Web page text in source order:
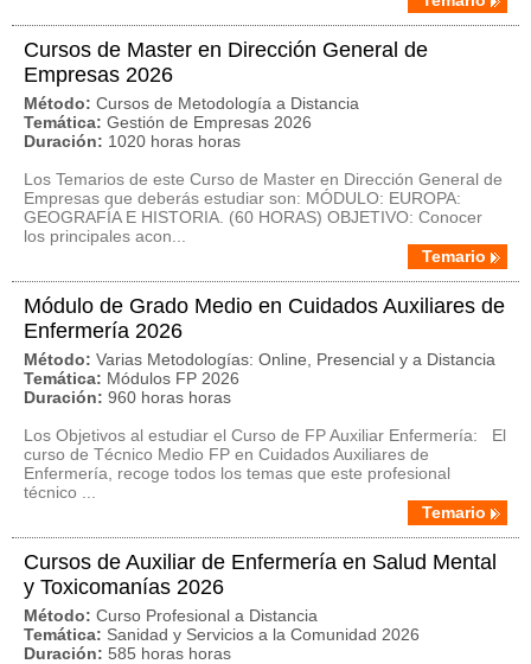
Cursos de Master en Dirección General de
Empresas 2026
Método: Cursos de Metodología a Distancia
Temática: Gestión de Empresas 2026
Duración: 1020 horas horas
Los Temarios de este Curso de Master en Dirección General de
Empresas que deberás estudiar son: MÓDULO: EUROPA:
GEOGRAFÍA E HISTORIA. (60 HORAS) OBJETIVO: Conocer
los principales acon...
Temario
Módulo de Grado Medio en Cuidados Auxiliares de
Enfermería 2026
Método: Varias Metodologías: Online, Presencial y a Distancia
Temática: Módulos FP 2026
Duración: 960 horas horas
Los Objetivos al estudiar el Curso de FP Auxiliar Enfermería: El
curso de Técnico Medio FP en Cuidados Auxiliares de
Enfermería, recoge todos los temas que este profesional
técnico ...
Temario
Cursos de Auxiliar de Enfermería en Salud Mental
y Toxicomanías 2026
Método: Curso Profesional a Distancia
Temática: Sanidad y Servicios a la Comunidad 2026
Duración: 585 horas horas